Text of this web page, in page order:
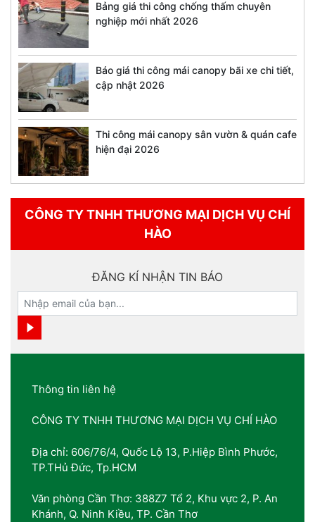
Bảng giá thi công chống thấm chuyên
nghiệp mới nhất 2026
Báo giá thi công mái canopy bãi xe chi tiết,
cập nhật 2026
Thi công mái canopy sân vườn & quán cafe
hiện đại 2026
CÔNG TY TNHH THƯƠNG MẠI DỊCH VỤ CHÍ
HÀO
ĐĂNG KÍ NHẬN TIN BÁO
Thông tin liên hệ
CÔNG TY TNHH THƯƠNG MẠI DỊCH VỤ CHÍ HÀO
Địa chỉ: 606/76/4, Quốc Lộ 13, P.Hiệp Bình Phước,
TP.THủ Đức, Tp.HCM
Văn phòng Cần Thơ: 388Z7 Tổ 2, Khu vực 2, P. An
Khánh, Q. Ninh Kiều, TP. Cần Thơ